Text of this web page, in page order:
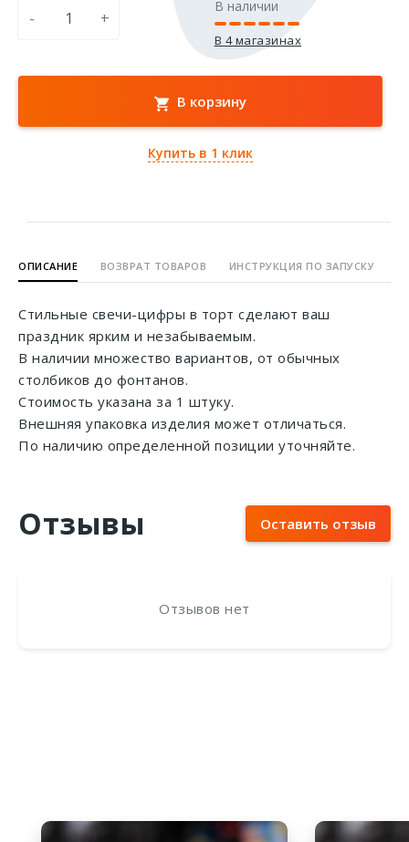
- +
В наличии
В 4 магазинах
В корзину
Купить в 1 клик
ОПИСАНИЕ ВОЗВРАТ ТОВАРОВ ИНСТРУКЦИЯ ПО ЗАПУСКУ
Стильные свечи-цифры в торт сделают ваш
праздник ярким и незабываемым.
В наличии множество вариантов, от обычных
столбиков до фонтанов.
Стоимость указана за 1 штуку.
Внешняя упаковка изделия может отличаться.
По наличию определенной позиции уточняйте.
Отзывы Оставить отзыв
Отзывов нет